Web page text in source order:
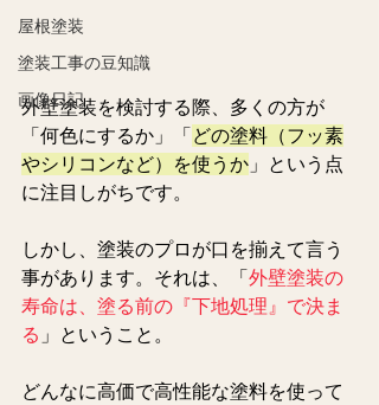
屋根塗装
塗装工事の豆知識
画像日記
外壁塗装を検討する際、多くの方が
「何色にするか」「 どの塗料（フッ素
やシリコンなど）を使うか 」という点
に注目しがちです。
しかし、塗装のプロが口を揃えて言う
事があります。それは、「 外壁塗装の
寿命は、塗る前の『下地処理』で決ま
る 」ということ。
どんなに高価で高性能な塗料を使って